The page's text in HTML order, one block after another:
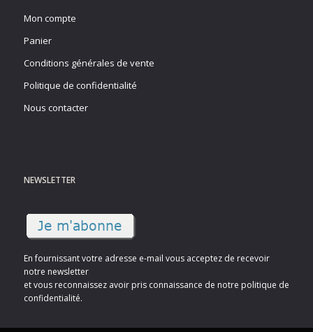
Mon compte
Panier
Conditions générales de vente
Politique de confidentialité
Nous contacter
NEWSLETTER
En fournissant votre adresse e-mail vous acceptez de recevoir
notre newsletter
et vous reconnaissez avoir pris connaissance de notre politique de
confidentialité.